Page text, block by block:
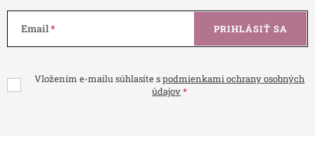
Email
Vložením e-mailu súhlasíte spodmienkami ochrany osobných
údajov
PRIHLÁSIŤ SA